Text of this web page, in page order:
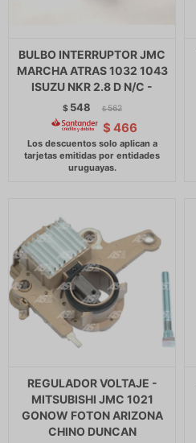
BULBO INTERRUPTOR JMC
MARCHA ATRAS 1032 1043
ISUZU NKR 2.8 D N/C -
$ 548 $ 562
$ 466
REGULADOR VOLTAJE -
MITSUBISHI JMC 1021
GONOW FOTON ARIZONA
CHINO DUNCAN